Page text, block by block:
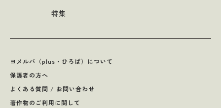
特集
ヨメルバ（plus・ひろば）について
保護者の方へ
よくある質問 / お問い合わせ
著作物のご利用に関して